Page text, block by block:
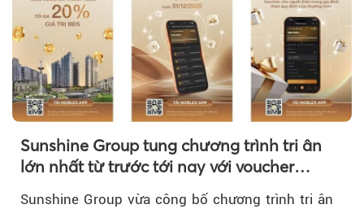
Sunshine Group tung chương trình tri ân
lớn nhất từ trước tới nay với voucher
NobleX Point cho khách hàng thân thiết
Sunshine Group vừa công bố chương trình tri ân